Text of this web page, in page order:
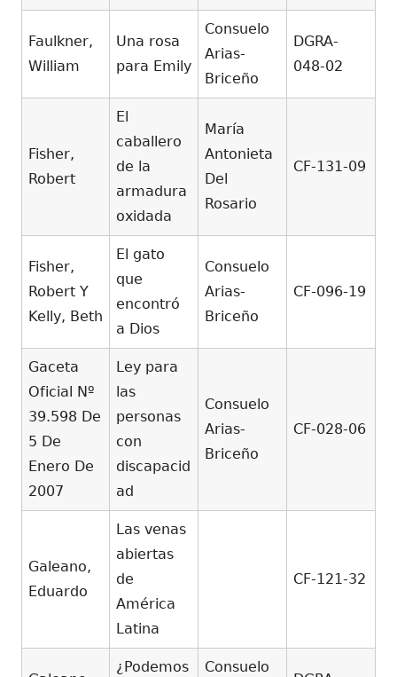
Faulkner,
William
Una rosa
para Emily
Consuelo
Arias-
Briceño
DGRA-
048-02
Fisher,
Robert
El
caballero
de la
armadura
oxidada
María
Antonieta
Del
Rosario
CF-131-09
Fisher,
Robert Y
Kelly, Beth
El gato
que
encontró
a Dios
Consuelo
Arias-
Briceño
CF-096-19
Gaceta
Oficial Nº
39.598 De
5 De
Enero De
2007
Ley para
las
personas
con
discapacid
ad
Consuelo
Arias-
Briceño
CF-028-06
Galeano,
Eduardo
Las venas
abiertas
de
América
Latina
CF-121-32
¿Podemos
Consuelo